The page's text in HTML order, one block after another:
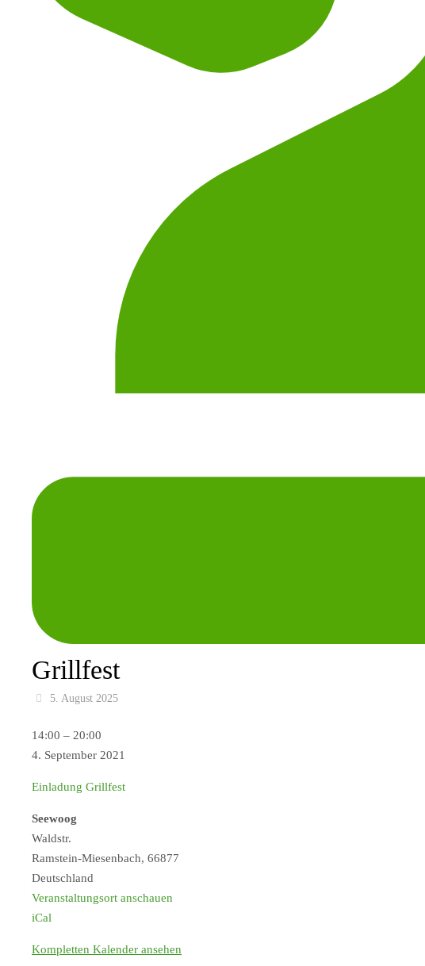
Grillfest
5. August 2025
Grillfest
14:00 – 20:00
4. September 2021
Einladung Grillfest
Seewoog
Waldstr.
Ramstein-Miesenbach, 66877
Deutschland
Veranstaltungsort anschauen
iCal
Kompletten Kalender ansehen